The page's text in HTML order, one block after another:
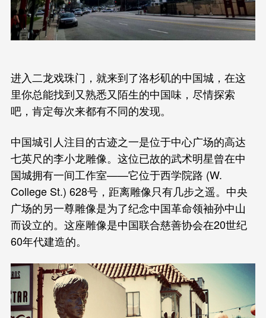
进入二龙戏珠门，就来到了洛杉矶的中国城，在这
里你总能找到又熟悉又陌生的中国味，尽情探索
吧，肯定每次来都有不同的发现。
中国城引人注目的古迹之一是位于中心广场的高达
七英尺的李小龙雕像。这位已故的武术明星曾在中
国城拥有一间工作室——它位于西学院路 (W.
College St.) 628号，距离雕像只有几步之遥。中央
广场的另一尊雕像是为了纪念中国革命领袖孙中山
而设立的。这座雕像是中国联合慈善协会在20世纪
60年代建造的。